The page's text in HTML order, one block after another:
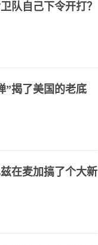
队自己下令开打？
”揭了美国的老底
在麦加搞了个大新